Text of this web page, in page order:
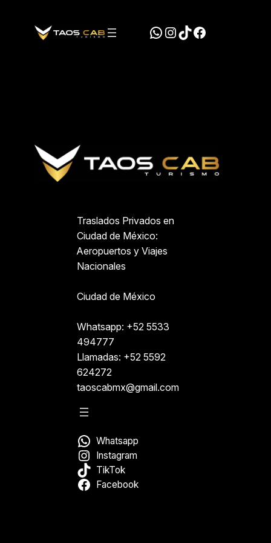
contenido
WhatsApp
Instagram
TikTok
Facebook
Traslados Privados en
Ciudad de México:
Aeropuertos y Viajes
Nacionales
Ciudad de México
Whatsapp: +52 5533
494777
Llamadas: +52 5592
624272
taoscabmx@gmail.com
Whatsapp
Instagram
TikTok
Facebook